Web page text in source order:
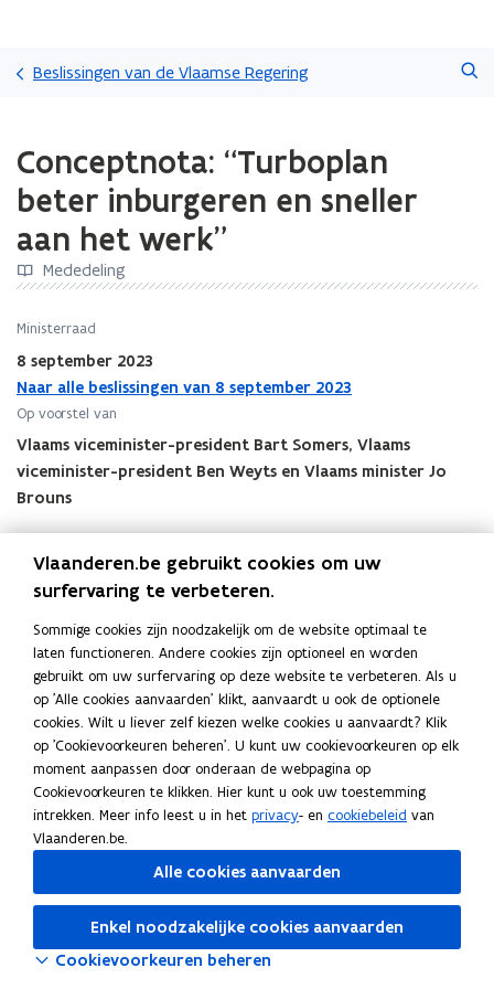
en
naar
gaan
Beslissingen van de Vlaamse Regering
met
laden.
zich
op:
Conceptnota:
beter
inburgeren
sneller
het
werk”
Conceptnota: “Turboplan
beter inburgeren en sneller
aan het werk”
Mededeling
Ministerraad
8 september 2023
Naar alle beslissingen van 8 september 2023
Op voorstel van
Vlaams viceminister-president Bart Somers, Vlaams
viceminister-president Ben Weyts en Vlaams minister Jo
Brouns
Documenten
V
R
2
0
2
3
0
8
0
9
E
.
0
VR 2023 0809 MED.0323-1 TurboInburgering -
mededeling
V
R
2
0
2
3
0
8
0
9
E
.
0
PDF • 720,5KB
Naar alle beslissingen van 8 september 2023
Vlaanderen.be gebruikt cookies om uw
surfervaring te verbeteren.
Sommige cookies zijn noodzakelijk om de website optimaal te
laten functioneren. Andere cookies zijn optioneel en worden
gebruikt om uw surfervaring op deze website te verbeteren. Als u
op 'Alle cookies aanvaarden' klikt, aanvaardt u ook de optionele
cookies. Wilt u liever zelf kiezen welke cookies u aanvaardt? Klik
op 'Cookievoorkeuren beheren'. U kunt uw cookievoorkeuren op elk
moment aanpassen door onderaan de webpagina op
Cookievoorkeuren te klikken. Hier kunt u ook uw toestemming
intrekken. Meer info leest u in het privacy- en cookiebeleid van
Vlaanderen.be.
Alle cookies aanvaarden
Enkel noodzakelijke cookies aanvaarden
Cookievoorkeuren beheren